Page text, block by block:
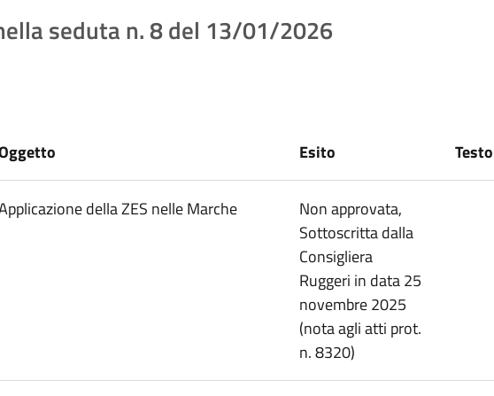
seduta n. 8 del 13/01/2026
Esito Testo
della ZES nelle Marche
Non approvata,
Sottoscritta dalla
Consigliera
Ruggeri in data 25
novembre 2025
(nota agli atti prot.
n. 8320)